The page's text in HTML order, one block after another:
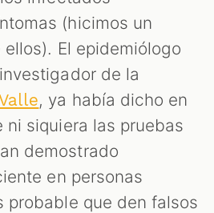
(hicimos un
ellos). El epidemiólogo
de la
, ya había dicho en
ni siquiera las pruebas
demostrado
en personas
probable que den falsos